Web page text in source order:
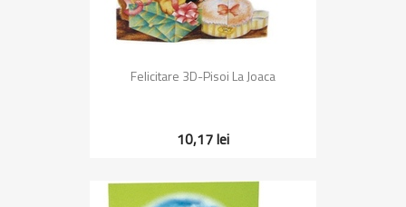
Felicitare 3D-Pisoi La Joaca
10,17 lei